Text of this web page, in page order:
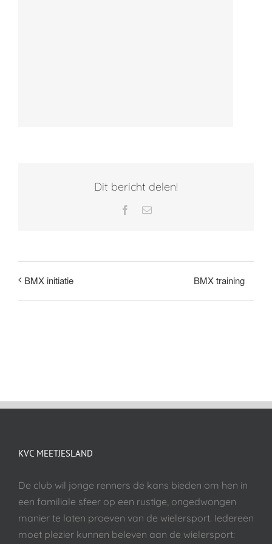
Dit bericht delen!
Facebook
E-
BMX initiatie BMX training
KVC MEETJESLAND
De club wil jonge renners de kans bieden om hen in
een familiale sfeer op een rustige, ongedwongen
manier te laten proeven van de wielersport. Iedereen
moet plezier kunnen beleven aan de wielersport: